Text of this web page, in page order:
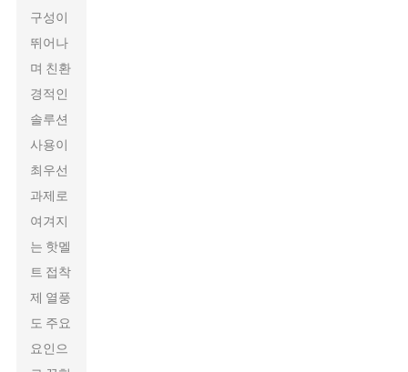
구성이
뛰어나
며 친환
경적인
솔루션
사용이
최우선
과제로
여겨지
는 핫멜
트 접착
제 열풍
도 주요
요인으